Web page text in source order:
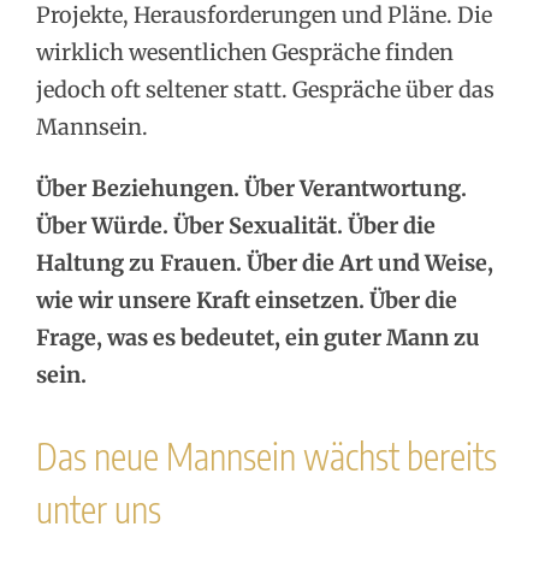
Projekte, Herausforderungen und Pläne. Die
wirklich wesentlichen Gespräche finden
jedoch oft seltener statt. Gespräche über das
Mannsein.
Über Beziehungen. Über Verantwortung.
Über Würde. Über Sexualität. Über die
Haltung zu Frauen. Über die Art und Weise,
wie wir unsere Kraft einsetzen. Über die
Frage, was es bedeutet, ein guter Mann zu
sein.
Das neue Mannsein wächst bereits
unter uns